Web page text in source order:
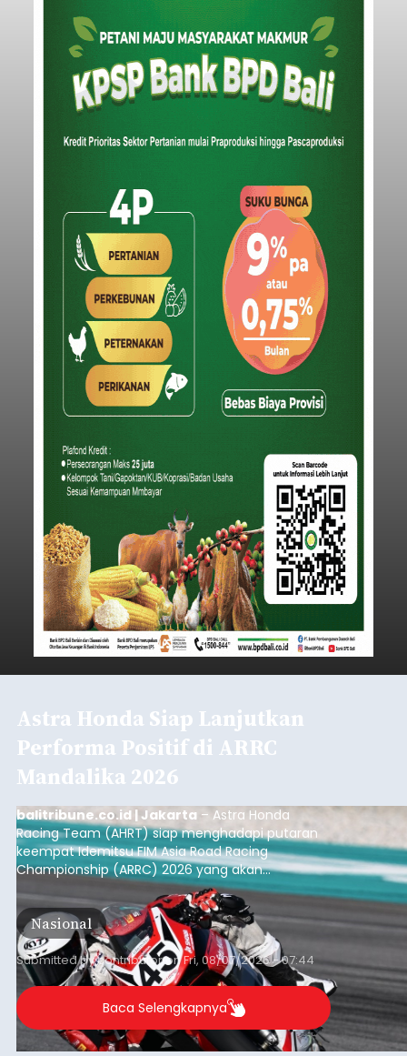
Astra Honda Siap Lanjutkan
Performa Positif di ARRC
Mandalika 2026
balitribune.co.id | Jakarta – Astra Honda
Racing Team (AHRT) siap menghadapi putaran
keempat Idemitsu FIM Asia Road Racing
Championship (ARRC) 2026 yang akan
berlangsung di Pertamina Mandalika
International Circuit, Lombok, Nusa Tenggara
Barat, pada 7–9 Agustus 2026.
Nasional
Submitted bycontributoronFri, 08/07/2026 - 07:44
Baca Selengkapnya